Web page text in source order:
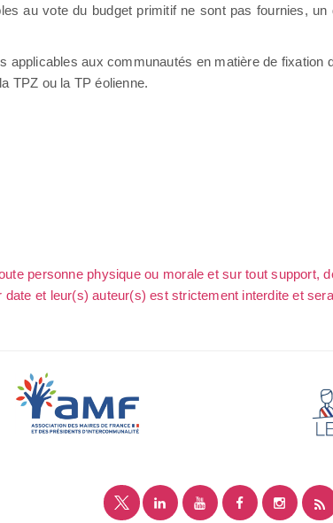
au vote du budget primitif ne sont pas fournies,
applicables aux communautés en matière de
TPZ ou la TP éolienne.
personne physique ou morale et sur tout
et leur(s) auteur(s) est strictement interdite et